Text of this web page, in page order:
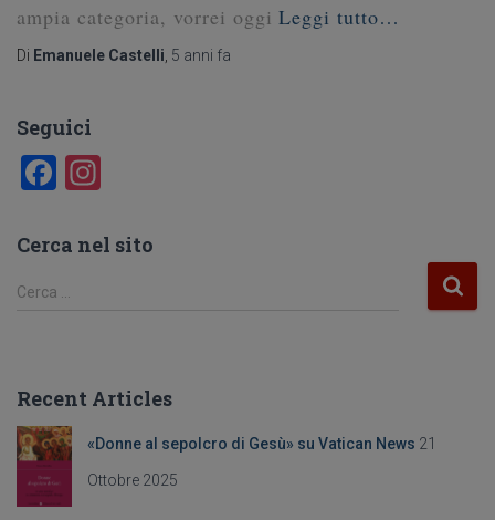
ampia categoria, vorrei oggi Leggi tutto…
Di Emanuele Castelli 5 anni fa
Seguici
F
c
o
k
a
Cerca nel sito
R
c
a
p
Cerca …
Recent Articles
«Donne al sepolcro di Gesù» su Vatican News 21
Ottobre 2025